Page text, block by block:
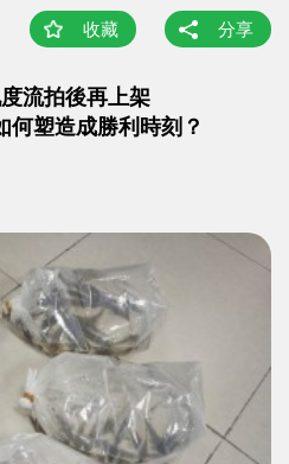
收藏 分享
流拍後再上架
何塑造成勝利時刻？